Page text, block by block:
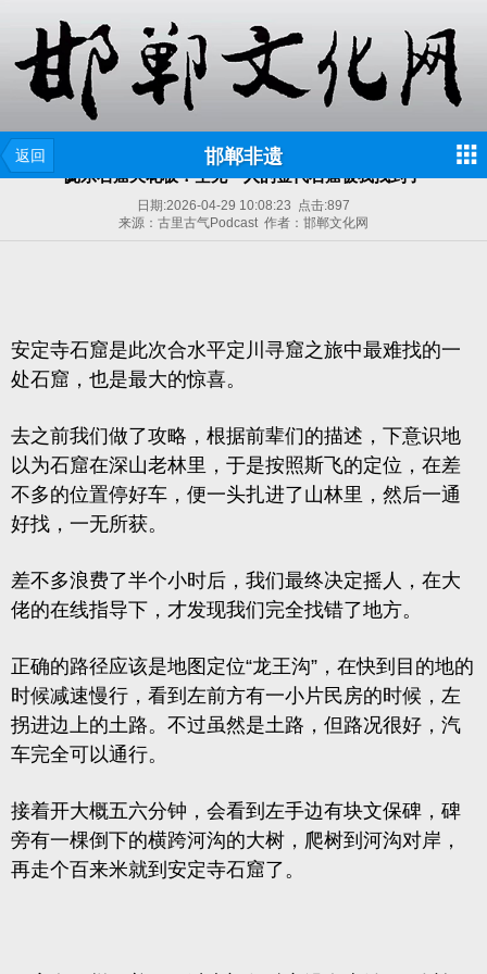
返回 邯郸非遗
陇东石窟天花板！空无一人的金代石窟被我找到了
日期:2026-04-29 10:08:23 点击:897
来源：古里古气Podcast 作者：邯郸文化网
安定寺石窟是此次合水平定川寻窟之旅中最难找的一
处石窟，也是最大的惊喜。
去之前我们做了攻略，根据前辈们的描述，下意识地
以为石窟在深山老林里，于是按照斯飞的定位，在差
不多的位置停好车，便一头扎进了山林里，然后一通
好找，一无所获。
差不多浪费了半个小时后，我们最终决定摇人，在大
佬的在线指导下，才发现我们完全找错了地方。
正确的路径应该是地图定位“龙王沟”，在快到目的地的
时候减速慢行，看到左前方有一小片民房的时候，左
拐进边上的土路。不过虽然是土路，但路况很好，汽
车完全可以通行。
接着开大概五六分钟，会看到左手边有块文保碑，碑
旁有一棵倒下的横跨河沟的大树，爬树到河沟对岸，
再走个百来米就到安定寺石窟了。